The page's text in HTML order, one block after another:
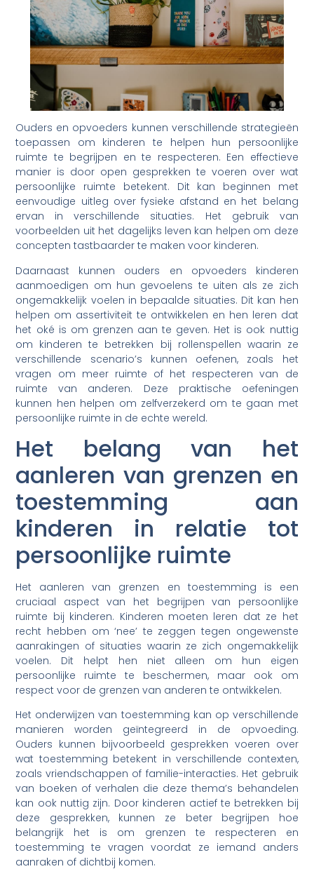
Ouders en opvoeders kunnen verschillende strategieën
toepassen om kinderen te helpen hun persoonlijke
ruimte te begrijpen en te respecteren. Een effectieve
manier is door open gesprekken te voeren over wat
persoonlijke ruimte betekent. Dit kan beginnen met
eenvoudige uitleg over fysieke afstand en het belang
ervan in verschillende situaties. Het gebruik van
voorbeelden uit het dagelijks leven kan helpen om deze
concepten tastbaarder te maken voor kinderen.
Daarnaast kunnen ouders en opvoeders kinderen
aanmoedigen om hun gevoelens te uiten als ze zich
ongemakkelijk voelen in bepaalde situaties. Dit kan hen
helpen om assertiviteit te ontwikkelen en hen leren dat
het oké is om grenzen aan te geven. Het is ook nuttig
om kinderen te betrekken bij rollenspellen waarin ze
verschillende scenario’s kunnen oefenen, zoals het
vragen om meer ruimte of het respecteren van de
ruimte van anderen. Deze praktische oefeningen
kunnen hen helpen om zelfverzekerd om te gaan met
persoonlijke ruimte in de echte wereld.
Het belang van het
aanleren van grenzen en
toestemming aan
kinderen in relatie tot
persoonlijke ruimte
Het aanleren van grenzen en toestemming is een
cruciaal aspect van het begrijpen van persoonlijke
ruimte bij kinderen. Kinderen moeten leren dat ze het
recht hebben om ‘nee’ te zeggen tegen ongewenste
aanrakingen of situaties waarin ze zich ongemakkelijk
voelen. Dit helpt hen niet alleen om hun eigen
persoonlijke ruimte te beschermen, maar ook om
respect voor de grenzen van anderen te ontwikkelen.
Het onderwijzen van toestemming kan op verschillende
manieren worden geïntegreerd in de opvoeding.
Ouders kunnen bijvoorbeeld gesprekken voeren over
wat toestemming betekent in verschillende contexten,
zoals vriendschappen of familie-interacties. Het gebruik
van boeken of verhalen die deze thema’s behandelen
kan ook nuttig zijn. Door kinderen actief te betrekken bij
deze gesprekken, kunnen ze beter begrijpen hoe
belangrijk het is om grenzen te respecteren en
toestemming te vragen voordat ze iemand anders
aanraken of dichtbij komen.